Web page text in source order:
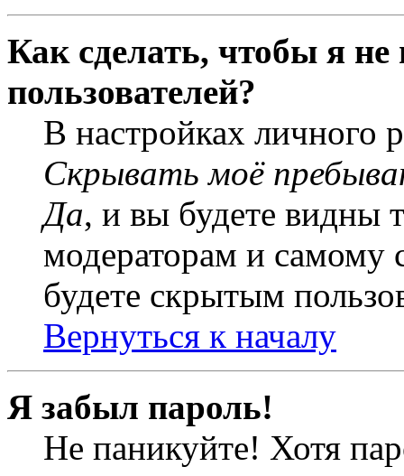
Как сделать, чтобы я
пользователей?
В настройках личного
Скрывать моё
Да, и вы будете видны
модераторам и самому
будете скрытым
Вернуться к началу
Я забыл пароль!
Не паникуйте! Хотя